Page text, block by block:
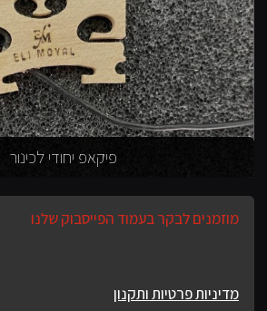
פיקאפ יחודי לכינור
מוזמנים לבקר בעמוד הפייסבוק שלנו
מדיניות פרטיות ותקנון